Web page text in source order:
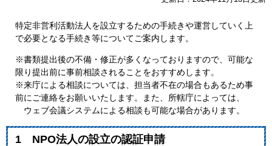
特定非営利活動法人を設立するための手続きや運営していく上
で必要となる手続き等についてご案内します。
※書類提出後の不備・修正が多くなっておりますので、可能な
限り提出前に事前相談されることをおすすめします。
※来庁による相談については、担当者不在の場合もあるため事
前にご連絡をお願いいたします。また、所轄庁によっては、
ウェブ会議システムによる相談も可能な場合があります。
1 NPO法人の設立の認証申請